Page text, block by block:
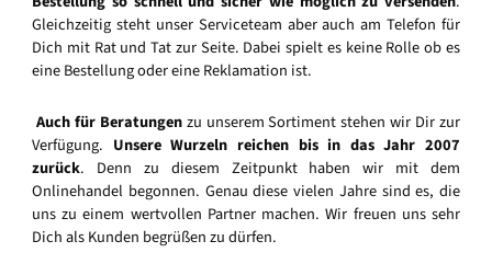
Gleichzeitig steht unser Serviceteam aber auch am Telefon für
Dich mit Rat und Tat zur Seite. Dabei spielt es keine Rolle ob es
eine Bestellung oder eine Reklamation ist.
Auch für Beratungenzu unserem Sortiment stehen wir Dir zur
Verfügung. Unsere Wurzeln reichen bis in das Jahr 2007
zurück. Denn zu diesem Zeitpunkt haben wir mit dem
Onlinehandel begonnen. Genau diese vielen Jahre sind es, die
uns zu einem wertvollen Partner machen. Wir freuen uns sehr
Dich als Kunden begrüßen zu dürfen.